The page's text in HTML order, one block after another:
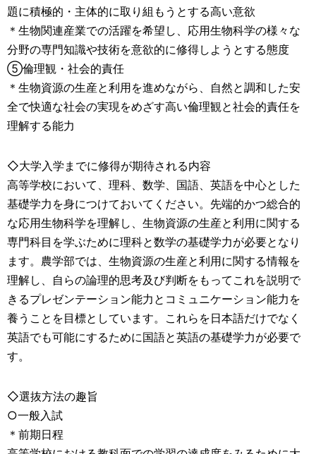
題に積極的・主体的に取り組もうとする高い意欲
＊生物関連産業での活躍を希望し、応用生物科学の様々な
分野の専門知識や技術を意欲的に修得しようとする態度
⑤倫理観・社会的責任
＊生物資源の生産と利用を進めながら、自然と調和した安
全で快適な社会の実現をめざす高い倫理観と社会的責任を
理解する能力
◇大学入学までに修得が期待される内容
高等学校において、理科、数学、国語、英語を中心とした
基礎学力を身につけておいてください。先端的かつ総合的
な応用生物科学を理解し、生物資源の生産と利用に関する
専門科目を学ぶために理科と数学の基礎学力が必要となり
ます。農学部では、生物資源の生産と利用に関する情報を
理解し、自らの論理的思考及び判断をもってこれを説明で
きるプレゼンテーション能力とコミュニケーション能力を
養うことを目標としています。これらを日本語だけでなく
英語でも可能にするために国語と英語の基礎学力が必要で
す。
◇選抜方法の趣旨
○一般入試
＊前期日程